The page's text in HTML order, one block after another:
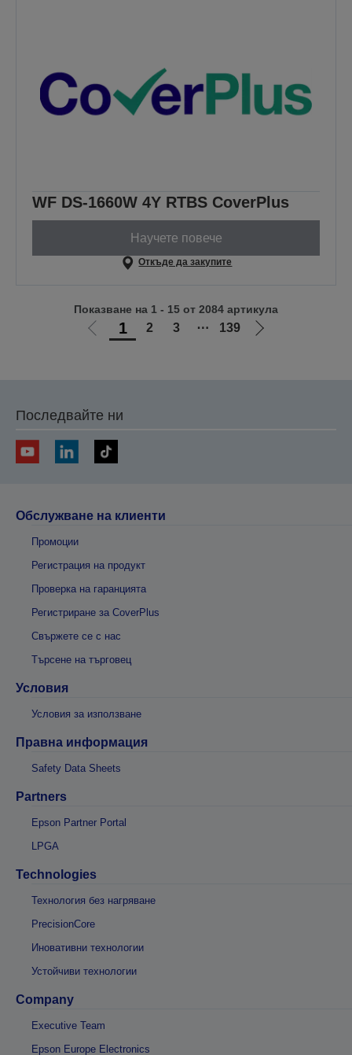
WF DS-1660W 4Y RTBS CoverPlus
Научете повече
Откъде да закупите
Отиди
1 2 3 ⋯ 139
Отиди
Показване на 1 - 15 от 2084 артикула
Последвайте ни
Обслужване на клиенти
Промоции
Регистрация на продукт
Проверка на гаранцията
Регистриране за CoverPlus
Свържете се с нас
Търсене на търговец
Условия
Условия за използване
Правна информация
Safety Data Sheets
Partners
Epson Partner Portal
LPGA
Technologies
Технология без нагряване
PrecisionCore
Иновативни технологии
Устойчиви технологии
Company
Executive Team
Epson Europe Electronics